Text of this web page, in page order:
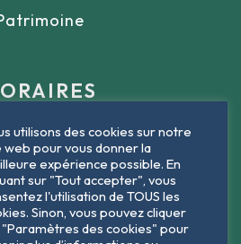
: 9h - 12h
: 9h - 12h
: 9h - 12h
: 9h - 12h
utilisons des cookies sur notre
web pour vous donner la
expérience possible. En
sur "Tout accepter", vous
l'utilisation de TOUS les
Sinon, vous pouvez cliquer
des cookies" pour